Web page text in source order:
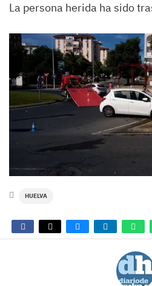
La persona herida ha sido
HUELVA